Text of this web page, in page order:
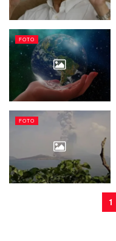
FOTO
FOTO
1